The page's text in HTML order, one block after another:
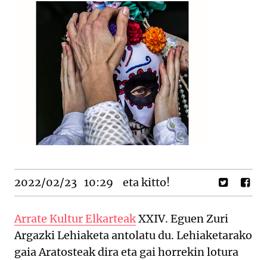
2022/02/23 10:29 eta kitto!
Arrate Kultur ElkarteakXXIV. Eguen Zuri
Argazki Lehiaketa antolatu du. Lehiaketarako
gaia Aratosteak dira eta gai horrekin lotura